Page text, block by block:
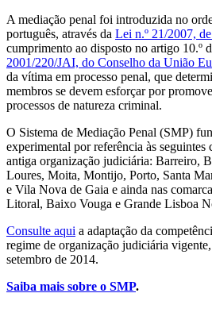
A mediação penal foi introduzida no
português, através da Lei n.º 21/2007,
cumprimento ao disposto no artigo 10.º
2001/220/JAI, do Conselho da União
da vítima em processo penal, que
membros se devem esforçar por
processos de natureza criminal.
O Sistema de Mediação Penal (SMP)
experimental por referência às seguintes
antiga organização judiciária: Barreiro,
Loures, Moita, Montijo, Porto, Santa
e Vila Nova de Gaia e ainda nas
Litoral, Baixo Vouga e Grande Lisboa
Consulte aqui a adaptação da
regime de organização judiciária
setembro de 2014.
Saiba mais sobre o SMP.